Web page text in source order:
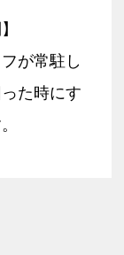
が常駐し
た時にす